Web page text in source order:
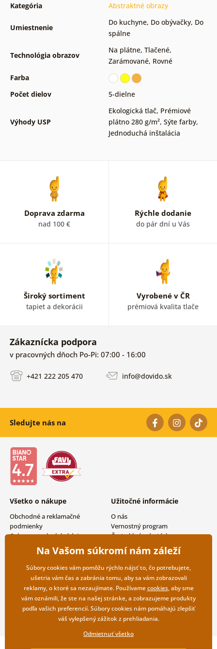
Kategória Abstraktné obrazy
Umiestnenie
Do kuchyne, Do obývačky, Do
spálne
Technológia obrazov
Na plátne, Tlačené,
Zarámované, Rovné
Farba
Počet dielov
5-dielne
Výhody USP
Ekologická tlač, Prémiové
plátno 280 g/m², Sýte farby,
Jednoduchá inštalácia
Doprava zdarma
nad 100 €
Rýchle dodanie
do pár dní u Vás
Široký sortiment
tapiet a dekorácii
Vyrobené v ČR
prémiová kvalita tlače
Zákaznícka podpora
v pracovných dňoch Po-Pi: 07:00 - 16:00
+421 222 205 470 info@dovido.sk
Sledujte nás na
Všetko o nákupe
Obchodné a reklamačné
podmienky
Ochrana osobných údajov
Možnosti dopravy a platby
Vrátenie tovaru
Užitočné informácie
O nás
Vernostný program
Často kladené otázky
Magazín
Kontakty
Veľkoobchodná spolupráca
Na Vašom súkromí nám záleží
Súbory cookies vám pomôžu rýchlo nájsť to, čo potrebujete,
ušetria vám čas a zabránia tomu, aby sa vám zobrazovali
reklamy, o ktoré sa nezaujímate. Používamecookies, aby sme
vám oznámili, že ste na našej stránke, a zobrazujeme produkty
podľa vašich preferencií. Súbory cookies nám pomáhajú zlepšiť
váš vylepšený zážitok z prehliadania.
Odmietnuť všetko